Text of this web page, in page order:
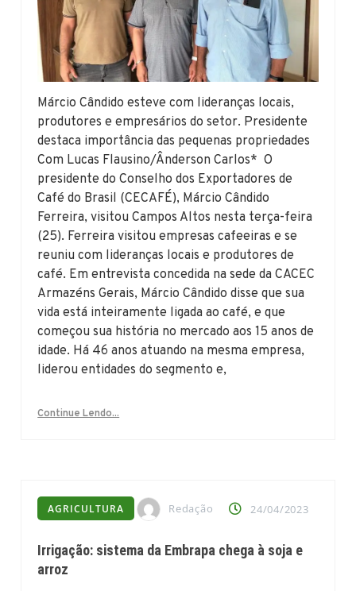
Márcio Cândido esteve com lideranças locais,
produtores e empresários do setor. Presidente
destaca importância das pequenas propriedades
Com Lucas Flausino/Ânderson Carlos* O
presidente do Conselho dos Exportadores de
Café do Brasil (CECAFÉ), Márcio Cândido
Ferreira, visitou Campos Altos nesta terça-feira
(25). Ferreira visitou empresas cafeeiras e se
reuniu com lideranças locais e produtores de
café. Em entrevista concedida na sede da CACEC
Armazéns Gerais, Márcio Cândido disse que sua
vida está inteiramente ligada ao café, e que
começou sua história no mercado aos 15 anos de
idade. Há 46 anos atuando na mesma empresa,
liderou entidades do segmento e,
Continue Lendo...
AGRICULTURA Redação 24/04/2023
Irrigação: sistema da Embrapa chega à soja e
arroz